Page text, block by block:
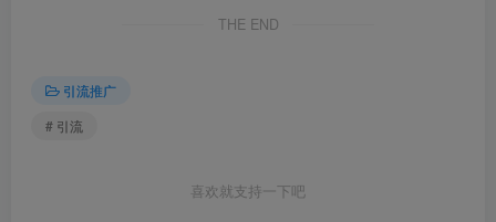
THE END
引流推广
# 引流
喜欢就支持一下吧